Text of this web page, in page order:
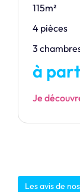
115m²
4 pièces
3
à
Je
Les avis de